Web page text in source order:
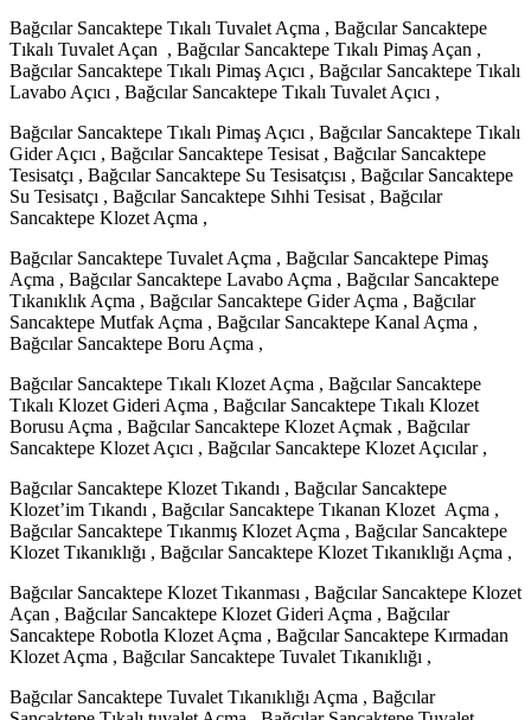
Bağcılar Sancaktepe Tıkalı Tuvalet Açma , Bağcılar Sancaktepe
Tıkalı Tuvalet Açan , Bağcılar Sancaktepe Tıkalı Pimaş Açan ,
Bağcılar Sancaktepe Tıkalı Pimaş Açıcı , Bağcılar Sancaktepe Tıkalı
Lavabo Açıcı , Bağcılar Sancaktepe Tıkalı Tuvalet Açıcı ,
Bağcılar Sancaktepe Tıkalı Pimaş Açıcı , Bağcılar Sancaktepe Tıkalı
Gider Açıcı , Bağcılar Sancaktepe Tesisat , Bağcılar Sancaktepe
Tesisatçı , Bağcılar Sancaktepe Su Tesisatçısı , Bağcılar Sancaktepe
Su Tesisatçı , Bağcılar Sancaktepe Sıhhi Tesisat , Bağcılar
Sancaktepe Klozet Açma ,
Bağcılar Sancaktepe Tuvalet Açma , Bağcılar Sancaktepe Pimaş
Açma , Bağcılar Sancaktepe Lavabo Açma , Bağcılar Sancaktepe
Tıkanıklık Açma , Bağcılar Sancaktepe Gider Açma , Bağcılar
Sancaktepe Mutfak Açma , Bağcılar Sancaktepe Kanal Açma ,
Bağcılar Sancaktepe Boru Açma ,
Bağcılar Sancaktepe Tıkalı Klozet Açma , Bağcılar Sancaktepe
Tıkalı Klozet Gideri Açma , Bağcılar Sancaktepe Tıkalı Klozet
Borusu Açma , Bağcılar Sancaktepe Klozet Açmak , Bağcılar
Sancaktepe Klozet Açıcı , Bağcılar Sancaktepe Klozet Açıcılar ,
Bağcılar Sancaktepe Klozet Tıkandı , Bağcılar Sancaktepe
Klozet’im Tıkandı , Bağcılar Sancaktepe Tıkanan Klozet Açma ,
Bağcılar Sancaktepe Tıkanmış Klozet Açma , Bağcılar Sancaktepe
Klozet Tıkanıklığı , Bağcılar Sancaktepe Klozet Tıkanıklığı Açma ,
Bağcılar Sancaktepe Klozet Tıkanması , Bağcılar Sancaktepe Klozet
Açan , Bağcılar Sancaktepe Klozet Gideri Açma , Bağcılar
Sancaktepe Robotla Klozet Açma , Bağcılar Sancaktepe Kırmadan
Klozet Açma , Bağcılar Sancaktepe Tuvalet Tıkanıklığı ,
Bağcılar Sancaktepe Tuvalet Tıkanıklığı Açma , Bağcılar